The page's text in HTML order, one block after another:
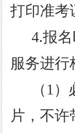
打印准考
4.报
服务进
（1
片，不